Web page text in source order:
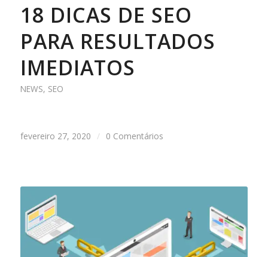
18 DICAS DE SEO
PARA RESULTADOS
IMEDIATOS
NEWS, SEO
fevereiro 27, 2020 / 0 Comentários